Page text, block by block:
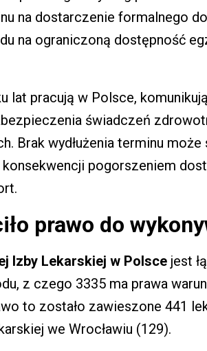
na dostarczenie formalnego
na ograniczoną dostępność
lat pracują w Polsce,
świadczeń
Brak wydłużenia terminu
pogorszeniem
prawo do
Izby Lekarskiej w Polsce jest
z czego 3335 ma prawa
to zostało zawieszone 441
we Wrocławiu (129).